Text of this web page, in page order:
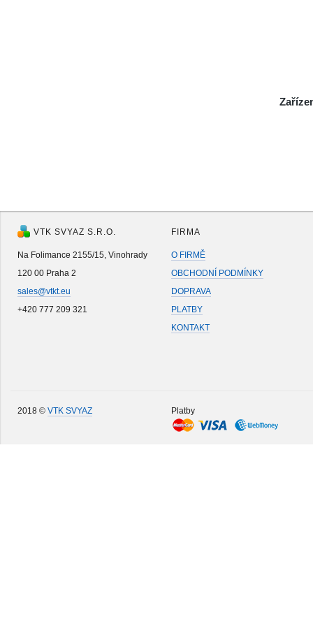
VTK SVYAZ S.R.O.
Na Folimance 2155/15, Vinohrady
120 00 Praha 2
sales@vtkt.eu
+420 777 209 321
FIRMA
O FIRMĚ
OBCHODNÍ PODMÍNKY
DOPRAVA
PLATBY
KONTAKT
2018 © VTK SVYAZ Platby